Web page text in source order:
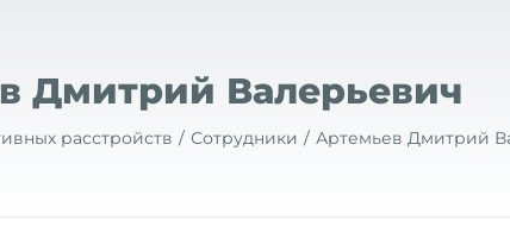
Дмитрий Валерьевич
расстройств Сотрудники Артемьев Дмитрий